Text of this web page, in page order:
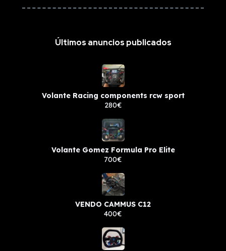
Últimos anuncios publicados
Volante Racing components rcw sport
280€
Volante Gomez Formula Pro Elite
700€
VENDO CAMMUS C12
400€